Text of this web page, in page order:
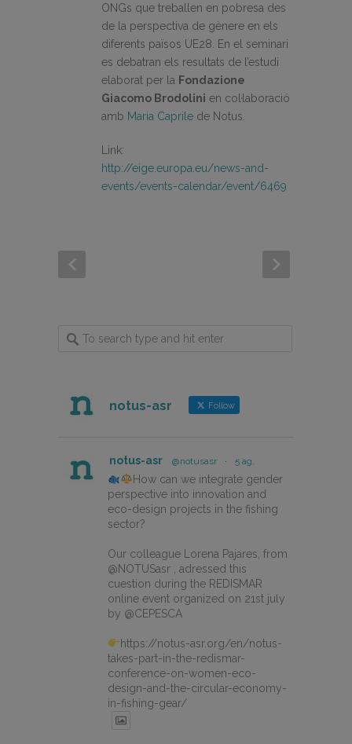
ONGs que treballen en pobresa des
de la perspectiva de gènere en els
diferents països UE28.
En el seminari
es debatran els resultats de l’estudi
elaborat per la Fondazione
Giacomo Brodolini en col·laboració
amb Maria Caprile de Notus.
Link:
http://eige.europa.eu/news-and-
events/events-calendar/event/6469
notus-asr Follow
notus-asr @notusasr · 5 ag.
How can we integrate gender
perspective into innovation and
eco-design projects in the fishing
sector?
Our colleague Lorena Pajares, from
@NOTUSasr , adressed this
cuestion during the REDISMAR
online event organized on 21st july
by @CEPESCA
https://notus-asr.org/en/notus-
takes-part-in-the-redismar-
conference-on-women-eco-
design-and-the-circular-economy-
in-fishing-gear/